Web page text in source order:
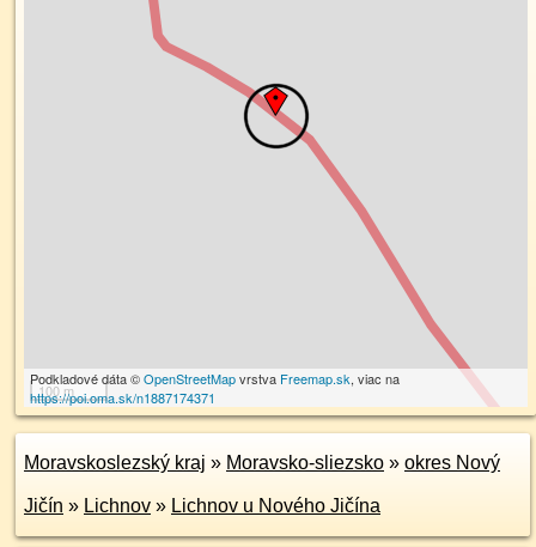
100 m
Podkladové dáta ©OpenStreetMapvrstva Freemap.sk, viac na
https://poi.oma.sk/n1887174371
Moravskoslezský kraj » Moravsko-sliezsko » okres Nový
Jičín » Lichnov » Lichnov u Nového Jičína